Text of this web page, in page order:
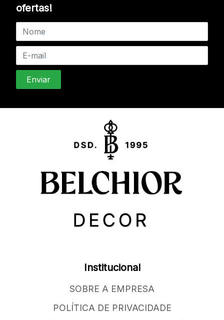
ofertas!
Institucional
SOBRE A EMPRESA
POLÍTICA DE PRIVACIDADE